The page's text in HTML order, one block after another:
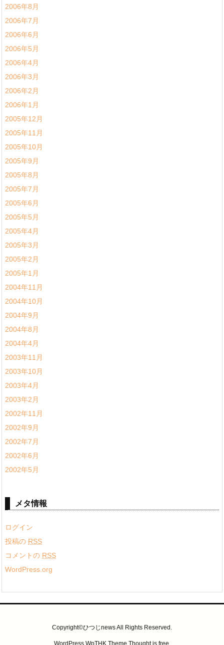
2006年8月
2006年7月
2006年6月
2006年5月
2006年4月
2006年3月
2006年2月
2006年1月
2005年12月
2005年11月
2005年10月
2005年9月
2005年8月
2005年7月
2005年6月
2005年5月
2005年4月
2005年3月
2005年2月
2005年1月
2004年11月
2004年10月
2004年9月
2004年8月
2004年4月
2003年11月
2003年10月
2003年4月
2003年2月
2002年11月
2002年9月
2002年7月
2002年6月
2002年5月
メタ情報
ログイン
投稿の RSS
コメントの RSS
WordPress.org
Copyright©ひつじnews All Rights Reserved.
WordPress WpTHK Theme Thought is free